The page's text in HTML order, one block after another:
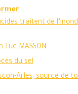
traitent de
Luc MASSON
du sel
Arles, source de